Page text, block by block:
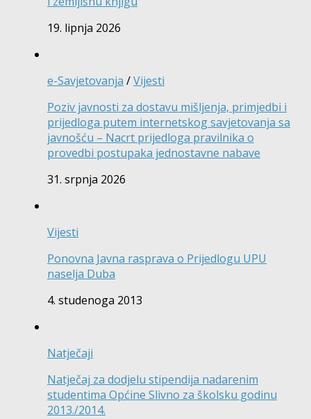
19. lipnja 2026
e-Savjetovanja /Vijesti
Poziv javnosti za dostavu mišljenja, primjedbi i
prijedloga putem internetskog savjetovanja sa
javnošću – Nacrt prijedloga pravilnika o
provedbi postupaka jednostavne nabave
31. srpnja 2026
Vijesti
Ponovna Javna rasprava o Prijedlogu UPU
naselja Duba
4. studenoga 2013
Natječaji
Natječaj za dodjelu stipendija nadarenim
studentima Općine Slivno za školsku godinu
2013./2014.